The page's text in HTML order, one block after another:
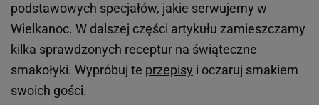
podstawowych specjałów, jakie serwujemy w
Wielkanoc. W dalszej części artykułu zamieszczamy
kilka sprawdzonych receptur na świąteczne
smakołyki. Wypróbuj te przepisy i oczaruj smakiem
swoich gości.